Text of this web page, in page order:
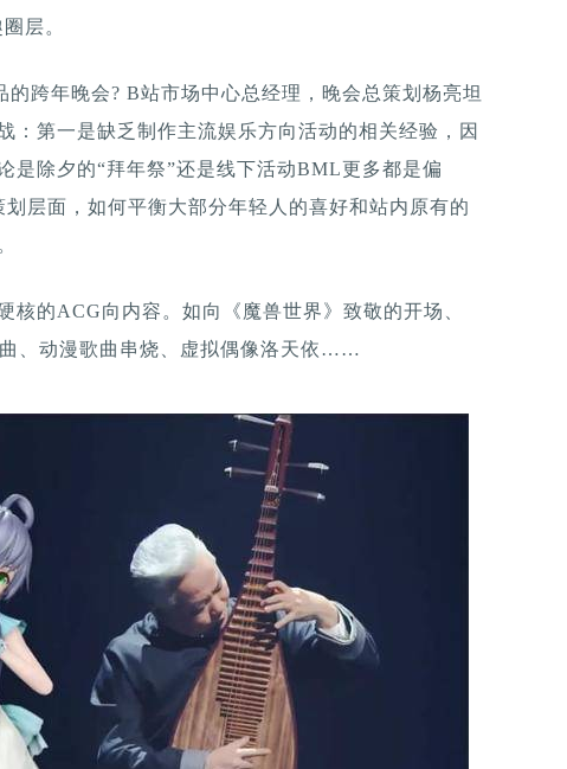
层。
跨年晚会? B站市场中心总经理，晚会总策划杨亮坦
：第一是缺乏制作主流娱乐方向活动的相关经验，因
除夕的“拜年祭”还是线下活动BML更多都是偏
层面，如何平衡大部分年轻人的喜好和站内原有的
核的ACG向内容。如向《魔兽世界》致敬的开场、
、动漫歌曲串烧、虚拟偶像洛天依……